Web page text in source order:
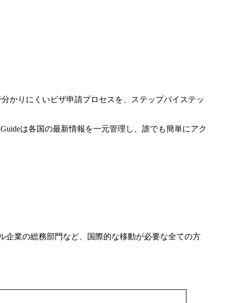
かりにくいビザ申請プロセスを、ステップバイステッ
は各国の最新情報を一元管理し、誰でも簡単にアク
企業の総務部門など、国際的な移動が必要な全ての方